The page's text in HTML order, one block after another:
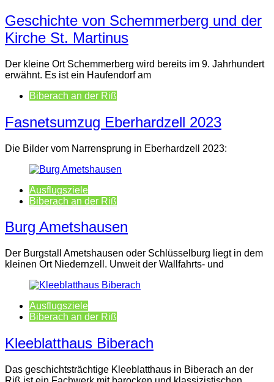
Geschichte von Schemmerberg und der
Kirche St. Martinus
Der kleine Ort Schemmerberg wird bereits im 9. Jahrhundert
erwähnt. Es ist ein Haufendorf am
Biberach an der Riß
Fasnetsumzug Eberhardzell 2023
Die Bilder vom Narrensprung in Eberhardzell 2023:
Ausflugsziele
Biberach an der Riß
Burg Ametshausen
Der Burgstall Ametshausen oder Schlüsselburg liegt in dem
kleinen Ort Niedernzell. Unweit der Wallfahrts- und
Ausflugsziele
Biberach an der Riß
Kleeblatthaus Biberach
Das geschichtsträchtige Kleeblatthaus in Biberach an der